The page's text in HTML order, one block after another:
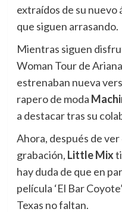
extraídos de su nuevo
que siguen arrasando.
Mientras siguen
Woman Tour de
estrenaban nueva
rapero de moda
a destacar tras su
Ahora, después de
grabación, Little Mix
hay duda de que en
película ‘El Bar
Texas no faltan.